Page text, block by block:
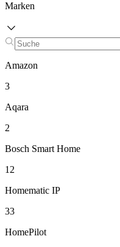
Marken
Amazon
3
Aqara
2
Bosch Smart Home
12
Homematic IP
33
HomePilot